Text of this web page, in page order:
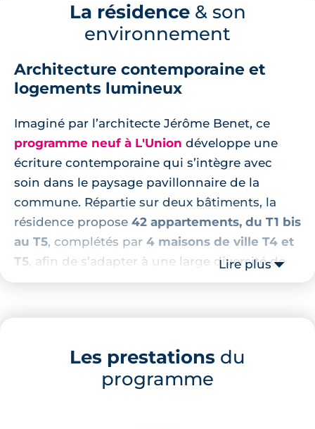
La résidence& son
environnement
Architecture contemporaine et
logements lumineux
Imaginé par l’architecte Jérôme Benet, ce
programme neuf à L'Union développe une
écriture contemporaine qui s’intègre avec
soin dans le paysage pavillonnaire de la
commune. Répartie sur deux bâtiments, la
résidence propose 42 appartements, du T1 bis
au T5, complétés par 4 maisons de ville T4 et
T5, afin de s’adapter à une large diversité de
projets de vie.
renforcée et une vraie souplesse
d’aménagement. Les plans privilégient la
clarté, la fonctionnalité et le confort au
Lire plus
Les prestations du
programme